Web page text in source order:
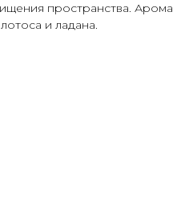
пространства.
и ладана.